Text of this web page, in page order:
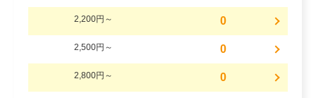
2,200円～ 0
2,500円～ 0
2,800円～ 0